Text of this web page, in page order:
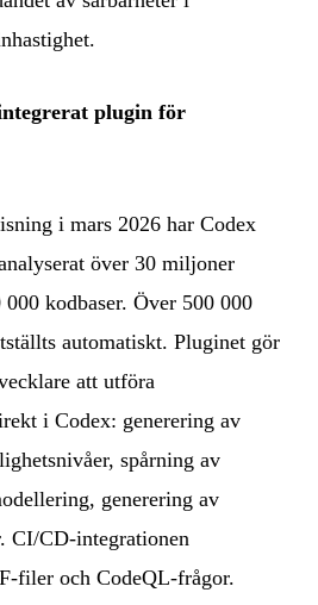
plugin för
i mars 2026 har Codex
över 30 miljoner
kodbaser. Över 500 000
automatiskt. Pluginet gör
att utföra
i Codex: generering av
spårning av
generering av
CI/CD-integrationen
filer och CodeQL-frågor.